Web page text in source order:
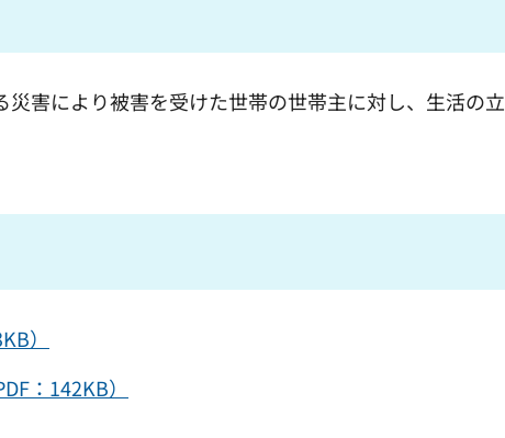
害により被害を受けた世帯の世帯主に対し、生活の立
）
：142KB）